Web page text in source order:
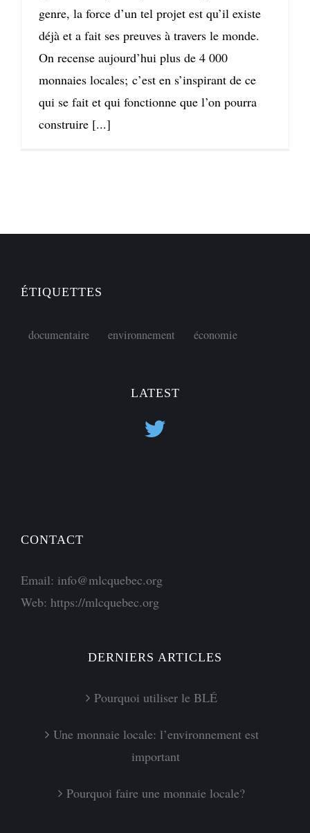
genre, la force d’un tel projet est qu’il existe
déjà et a fait ses preuves à travers le monde.
On recense aujourd’hui plus de 4 000
monnaies locales; c’est en s’inspirant de ce
qui se fait et qui fonctionne que l’on pourra
construire [...]
ÉTIQUETTES
documentaire environnement économie
LATEST
CONTACT
Email: info@mlcquebec.org
Web: https://mlcquebec.org
DERNIERS ARTICLES
Pourquoi utiliser le BLÉ
Une monnaie locale: l’environnement est
important
Pourquoi faire une monnaie locale?